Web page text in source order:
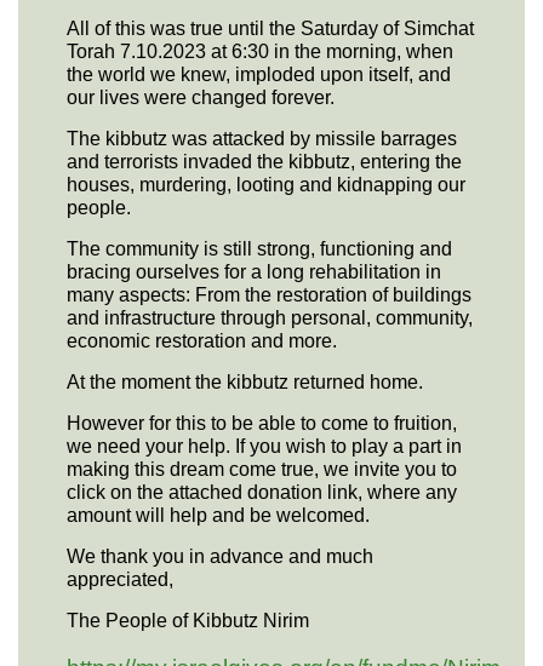
All of this was true until the Saturday of Simchat
Torah 7.10.2023 at 6:30 in the morning, when
the world we knew, imploded upon itself, and
our lives were changed forever.
The kibbutz was attacked by missile barrages
and terrorists invaded the kibbutz, entering the
houses, murdering, looting and kidnapping our
people.
The community is still strong, functioning and
bracing ourselves for a long rehabilitation in
many aspects: From the restoration of buildings
and infrastructure through personal, community,
economic restoration and more.
At the moment the kibbutz returned home.
However for this to be able to come to fruition,
we need your help. If you wish to play a part in
making this dream come true, we invite you to
click on the attached donation link, where any
amount will help and be welcomed.
We thank you in advance and much
appreciated,
The People of Kibbutz Nirim